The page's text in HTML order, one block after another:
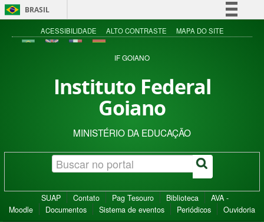
BRASIL
Simplifique!
Acesso à informação
ACESSIBILIDADE ALTO CONTRASTE MAPA DO SITE
IF GOIANO
Instituto Federal
Goiano
MINISTÉRIO DA EDUCAÇÃO
SUAP Contato Pag Tesouro Biblioteca
AVA -
Moodle
Documentos Sistema de eventos Periódicos Ouvidoria